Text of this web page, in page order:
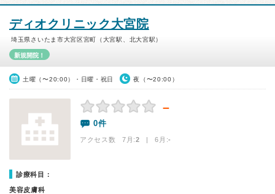
ディオクリニック大宮院
埼玉県さいたま市大宮区宮町（大宮駅、北大宮駅）
新規開院！
土曜（〜20:00）・日曜・祝日 夜（〜20:00）
－
0件
アクセス数 7月:2 | 6月:-
診療科目：
美容皮膚科